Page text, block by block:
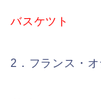
バスケツト
2．フランス・